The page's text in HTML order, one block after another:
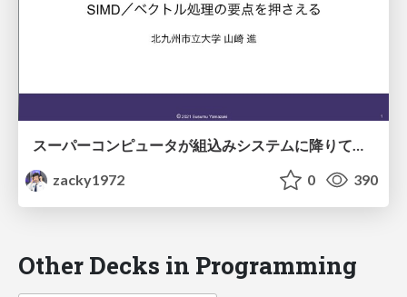
スーパーコンピュータが組込みシステムに降りてくる！ 〜新時代の高性能組込みシステムの SIMD／ベクトル処理の要点を押さえる
zacky1972
0 390
Other Decks in Programming